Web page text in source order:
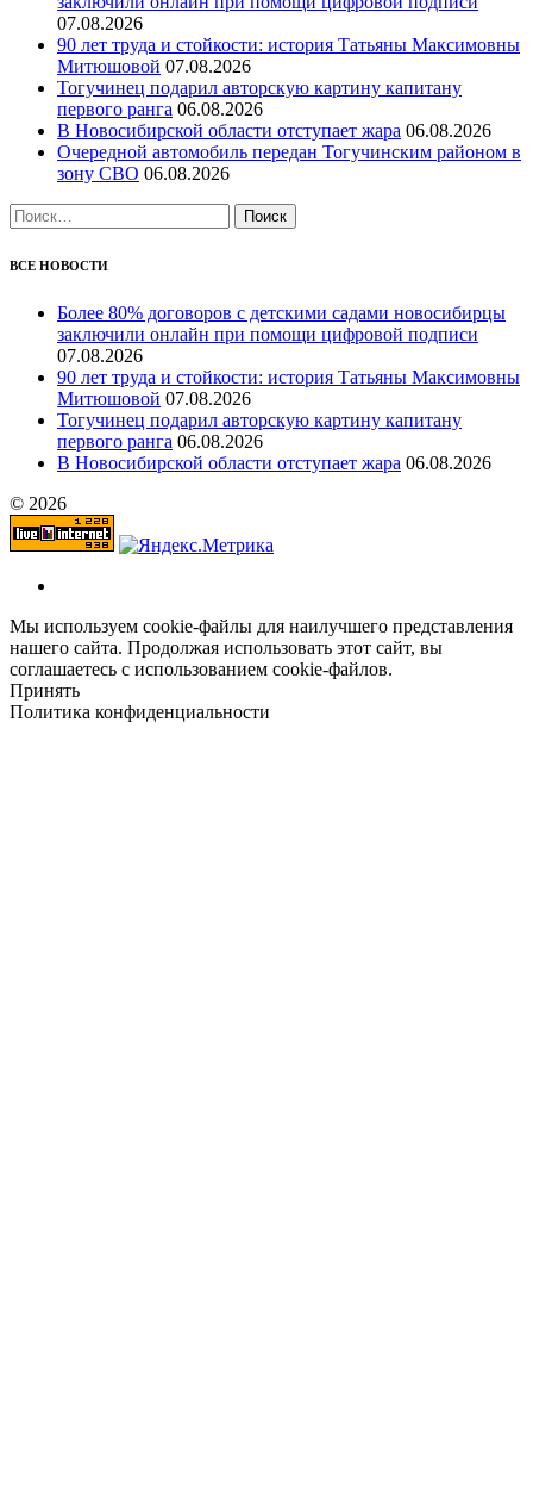
07.08.2026
90 лет труда и стойкости: история Татьяны Максимовны
Митюшовой 07.08.2026
Тогучинец подарил авторскую картину капитану
первого ранга 06.08.2026
В Новосибирской области отступает жара 06.08.2026
Очередной автомобиль передан Тогучинским районом в
зону СВО 06.08.2026
Найти:
ВСЕ НОВОСТИ
Более 80% договоров с детскими садами новосибирцы
заключили онлайн при помощи цифровой подписи
07.08.2026
90 лет труда и стойкости: история Татьяны Максимовны
Митюшовой 07.08.2026
Тогучинец подарил авторскую картину капитану
первого ранга 06.08.2026
В Новосибирской области отступает жара 06.08.2026
© 2026
Мы используем cookie-файлы для наилучшего представления
нашего сайта. Продолжая использовать этот сайт, вы
соглашаетесь с использованием cookie-файлов.
Принять
Политика конфиденциальности